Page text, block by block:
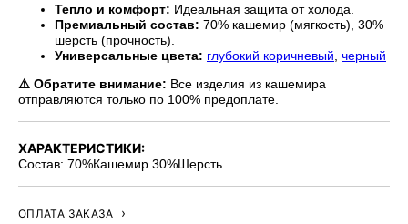
Тепло и комфорт: Идеальная защита от холода.
Премиальный состав: 70% кашемир (мягкость), 30%
шерсть (прочность).
Универсальные цвета: глубокий коричневый черный
⚠️ Обратите внимание: Все изделия из кашемира
отправляются только по 100% предоплате.
ХАРАКТЕРИСТИКИ:
Состав: 70%Кашемир 30%Шерсть
ОПЛАТА ЗАКАЗА